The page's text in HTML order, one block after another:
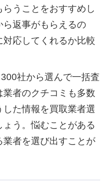
うことをおすすめし
ら返事がもらえるの
応してくれるか比較
社から選んで一括査
者のクチコミも多数
た情報を買取業者選
う。悩むことがある
者を選び出すことが